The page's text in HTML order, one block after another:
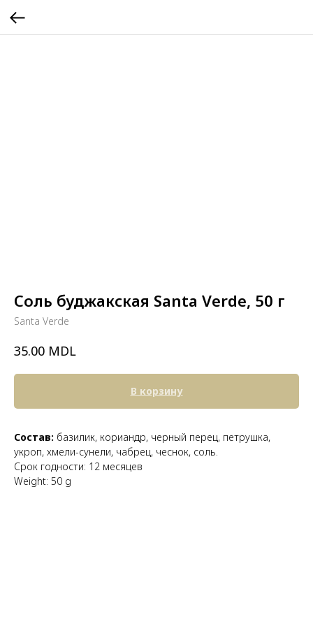
Соль буджакская Santa Verde, 50 г
Santa Verde
35.00 MDL
В корзину
Состав: базилик, кориандр, черный перец, петрушка,
укроп, хмели-сунели, чабрец, чеснок, соль.
Срок годности: 12 месяцев
Weight: 50 g